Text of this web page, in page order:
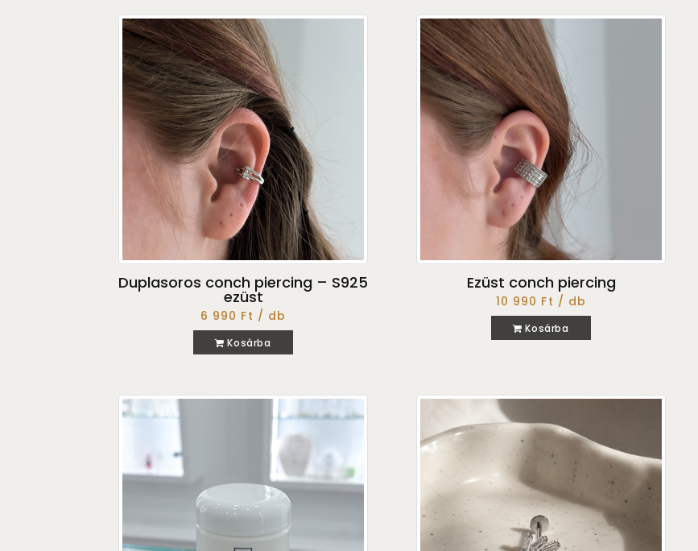
Duplasoros conch piercing – S925
ezüst
6 990 Ft / db
Kosárba
Ezüst conch piercing
10 990 Ft / db
Kosárba